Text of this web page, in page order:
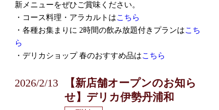
新メニューをぜひご賞味ください。
・コース料理・アラカルトはこちら
・各種お集まりに 2時間の飲み放題付きプランはこち
ら
・デリカショップ 春のおすすめ品はこちら
2026/2/13
【新店舗オープンのお知ら
せ】デリカ伊勢丹浦和